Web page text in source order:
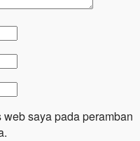
saya pada peramban